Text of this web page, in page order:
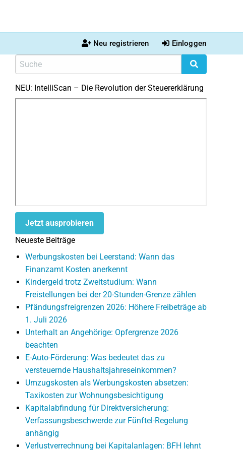
Neu registrieren Einloggen
NEU: IntelliScan – Die Revolution der Steuererklärung
Jetzt ausprobieren
Neueste Beiträge
Werbungskosten bei Leerstand: Wann das
Finanzamt Kosten anerkennt
Kindergeld trotz Zweitstudium: Wann
Freistellungen bei der 20-Stunden-Grenze zählen
Pfändungsfreigrenzen 2026: Höhere Freibeträge ab
1. Juli 2026
Unterhalt an Angehörige: Opfergrenze 2026
beachten
E-Auto-Förderung: Was bedeutet das zu
versteuernde Haushaltsjahreseinkommen?
Umzugskosten als Werbungskosten absetzen:
Taxikosten zur Wohnungsbesichtigung
Kapitalabfindung für Direktversicherung:
Verfassungsbeschwerde zur Fünftel-Regelung
anhängig
Verlustverrechnung bei Kapitalanlagen: BFH lehnt